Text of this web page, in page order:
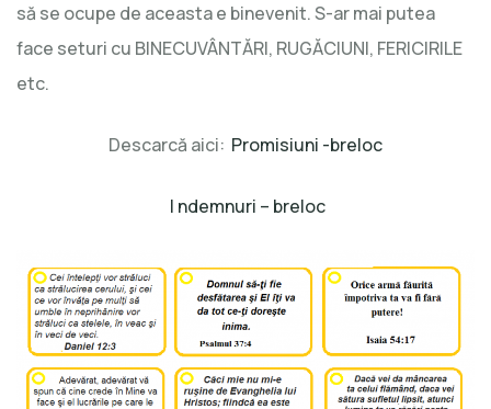
să se ocupe de aceasta e binevenit. S-ar mai putea
face seturi cu BINECUVÂNTĂRI, RUGĂCIUNI, FERICIRILE
etc.
Descarcă aici: Promisiuni -breloc
I ndemnuri – breloc